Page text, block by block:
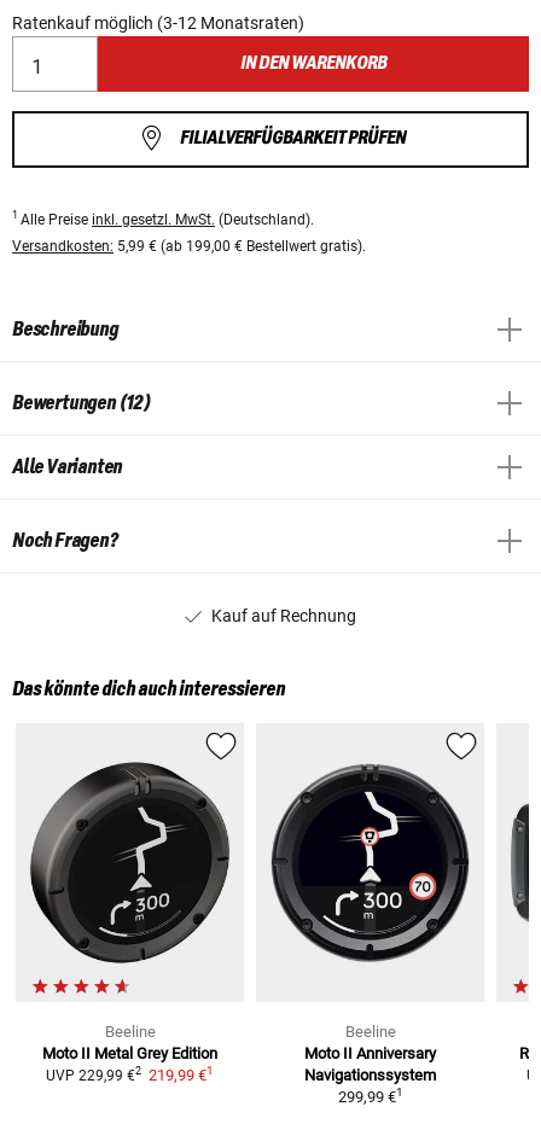
Ratenkauf möglich (3-12 Monatsraten)
IN DEN WARENKORB
FILIALVERFÜGBARKEIT PRÜFEN
1 Alle Preise inkl. gesetzl. MwSt. (Deutschland).
Versandkosten: 5,99 € (ab 199,00 € Bestellwert gratis).
Beschreibung
Bewertungen (12)
Alle Varianten
Noch Fragen?
Kauf auf Rechnung
Das könnte dich auch interessieren
Beeline
Moto II Metal Grey Edition
UVP 229,99 €2 219,99 €1
Beeline
Moto II Anniversary
Navigationssystem
299,99 €1